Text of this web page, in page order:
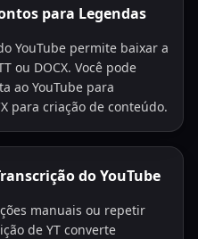
para Legendas
YouTube permite baixar a
ou DOCX. Você pode
ao YouTube para
para criação de conteúdo.
do YouTube
manuais ou repetir
de YT converte